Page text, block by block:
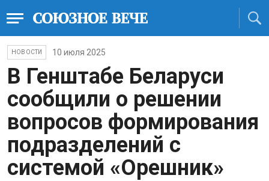
НОВОСТИ 10 июля 2025
В Генштабе Беларуси
сообщили о решении
вопросов формирования
подразделений с
системой «Орешник»